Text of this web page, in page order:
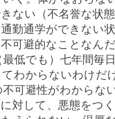
ない（不名誉な状
勤通学ができない
可避的なことなん
低でも）七年間毎
わからないわけだ
可避性がわからな
して、悪態をつく